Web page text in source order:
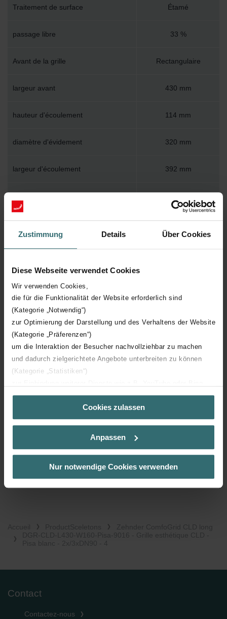
Zustimmung Details Über Cookies
Diese Webseite verwendet Cookies
Wir verwenden Cookies,
die für die Funktionalität der Website erforderlich sind
(Kategorie „Notwendig“)
zur Optimierung der Darstellung und des Verhaltens der Website
(Kategorie „Präferenzen“)
um die Interaktion der Besucher nachvollziehbar zu machen
und dadurch zielgerichtete Angebote unterbreiten zu können
(Kategorie „Statistiken“)
(Kategorie „Marketing“)
Über „Details zeigen“ bzw. die Datenschutzerklärung erhalten
Sie weitere Informationen. Durch die Auswahl der Kategorie
der Auswahl von „Statistiken“ willigen Sie ein, dass wir Ihren
Besuchsverlauf auf unserer Website verwenden, um Ihnen die
bestmögliche Nutzererfahrung zu ermöglichen und Ihnen
Datenschutzerklärung der Zehnder Group
Zehnder Group AG: Data Privacy
Zehnder Group Ibérica SAU: Política de privacidad
Cookies zulassen
Anpassen
Nur notwendige Cookies verwenden
Traitement de surface Étamé
passage libre 33 %
Avant de la grille Rectangulaire
largeur avant 430 mm
hauteur d'écoulement 114 mm
diamètre d'évidement 320 mm
largeur d'écoulement 392 mm
hauteur avant 160 mm
Forme du siphon Trous
Avec cadre d'installation
Téléchargements
loading...
Contact
Contactez-nous